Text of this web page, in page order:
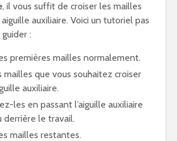
, il vous suffit de croiser les mailles
auxiliaire. Voici un tutoriel pas
:
premières mailles normalement.
mailles que vous souhaitez croiser
auxiliaire.
les en passant l’aiguille auxiliaire
derrière le travail.
mailles restantes.